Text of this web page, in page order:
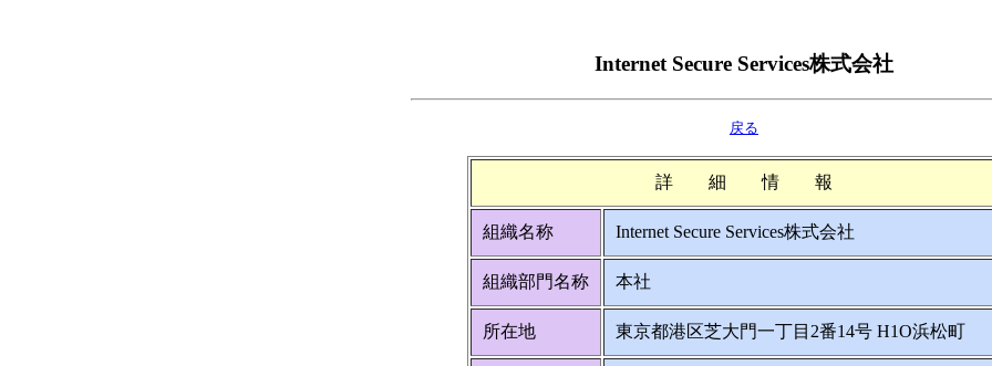
Internet Secure Services株式会社
戻る
詳 細 情 報
組織名称 Internet Secure Services株式会社
組織部門名称 本社
所在地 東京都港区芝大門一丁目2番14号 H1O浜松町